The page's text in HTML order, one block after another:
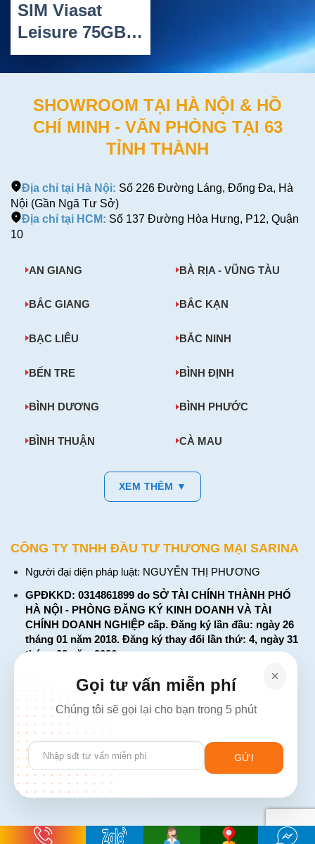
SIM Viasat
Leisure 75GB –
Gói internet vệ
tinh cho cá
nhân và nhóm
3 người
SHOWROOM TẠI HÀ NỘI & HỒ
CHÍ MINH - VĂN PHÒNG TẠI 63
TỈNH THÀNH
Địa chỉ tại Hà Nội: Số 226 Đường Láng, Đống Đa, Hà
Nội (Gần Ngã Tư Sở)
Địa chỉ tại HCM: Số 137 Đường Hòa Hưng, P12, Quận
10
AN GIANG BÀ RỊA - VŨNG TÀU
BẮC GIANG BẮC KẠN
BẠC LIÊU BẮC NINH
BẾN TRE BÌNH ĐỊNH
BÌNH DƯƠNG BÌNH PHƯỚC
BÌNH THUẬN CÀ MAU
XEM THÊM ▼
CÔNG TY TNHH ĐẦU TƯ THƯƠNG MẠI SARINA
Người đại diện pháp luật: NGUYỄN THỊ PHƯƠNG
GPĐKKD: 0314861899 do SỞ TÀI CHÍNH THÀNH PHỐ
HÀ NỘI - PHÒNG ĐĂNG KÝ KINH DOANH VÀ TÀI
CHÍNH DOANH NGHIỆP cấp. Đăng ký lần đầu: ngày 26
tháng 01 năm 2018. Đăng ký thay đổi lần thứ: 4, ngày 31
tháng 03 năm 2026
226 Đường Láng, Đống Đa, Hà Nội
137 Đường Hòa Hưng, Phường 12, Quận 10, TP. Hồ Chí
Minh
Hotline: 1900 2106 - 0386 001 001
Email:Giaiphap3g@gmail.com
Gọi tư vấn miễn phí
Chúng tôi sẽ gọi lại cho bạn trong 5 phút
Please
leave
field